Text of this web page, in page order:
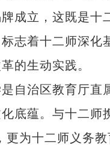
成立，这既是十
志着十二师深
的生动实践。
治区教育厅直
底蕴。与十二师
更为十二师义务